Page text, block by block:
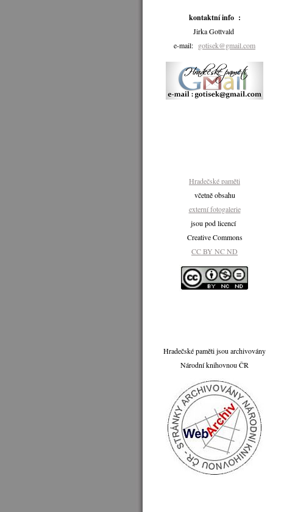
kontaktní info :
Jirka Gottvald
e-mail: gotisek@gmail.com
Hradečské paměti
včetně obsahu
externí fotogalerie
jsou pod licencí
Creative Commons
CC BY NC ND
Hradečské paměti jsou archivovány
Národní knihovnou ČR